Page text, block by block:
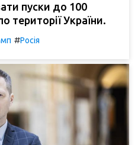
пуски до 100
території України.
#Росія